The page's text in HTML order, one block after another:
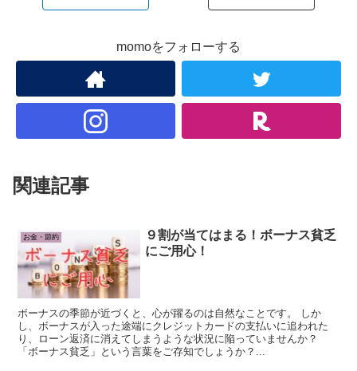
momoをフォローする
関連記事
お金・節約
９割が当てはまる！ボーナス貧乏
にご用心！
ボーナスの季節が近づくと、心が躍るのは自然なことです。 しか
し、ボーナスが入った途端にクレジットカードの支払いに追われた
り、ローン返済に消えてしまうような状況に陥っていませんか？
「ボーナス貧乏」という言葉をご存知でしょうか？...